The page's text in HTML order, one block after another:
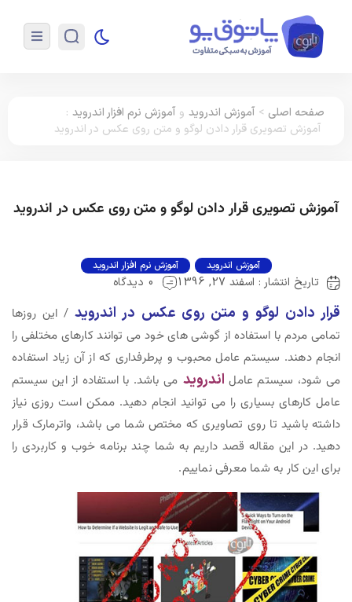
صفحه اصلی > آموزش اندروید و آموزش نرم افزار اندروید :
آموزش تصویری قرار دادن لوگو و متن روی عکس در اندروید
آموزش تصویری قرار دادن لوگو و متن روی عکس در اندروید
آموزش اندروید آموزش نرم افزار اندروید
تاریخ انتشار : اسفند 27, 1396 0 دیدگاه
قرار دادن لوگو و متن روی عکس در اندروید / این روزها
تمامی مردم با استفاده از گوشی های خود می توانند کارهای مختلفی را
انجام دهند. سیستم عامل محبوب و پرطرفداری که از آن زیاد استفاده
می شود، سیستم عامل اندروید می باشد. با استفاده از این سیستم
عامل کارهای بسیاری را می توانید انجام دهید. ممکن است روزی نیاز
داشته باشید تا روی تصاویری که مختص شما می باشد، واترمارک قرار
دهید. در این مقاله قصد داریم به شما چند برنامه خوب و کاربردی را
برای این کار به شما معرفی نماییم.